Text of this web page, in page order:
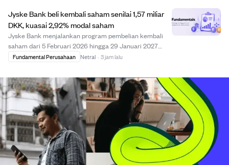
Jyske Bank beli kembali saham senilai 1,57 miliar
DKK, kuasai 2,92% modal saham
Jyske Bank menjalankan program pembelian kembali
saham dari 5 Februari 2026 hingga 29 Januari 2027
dengan nilai maksimal 3 miliar DKK. Hingga awal
senilai sekitar 1,57 miliar DKK dengan harga rata-rata 9...
Fundamental Perusahaan Netral · 3 jam lalu